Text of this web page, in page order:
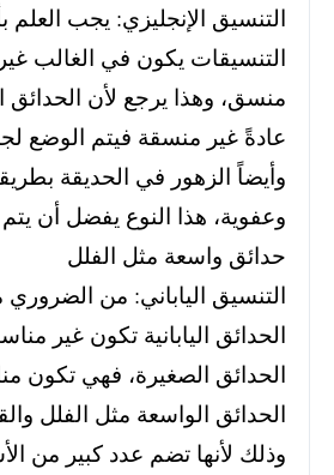
التنسيق الإنجليزي: يجب العلم
التنسيقات يكون في الغالب
منسق، وهذا يرجع لأن الحدائق
عادةً غير منسقة فيتم الوضع
وأيضاً الزهور في الحديقة
وعفوية، هذا النوع يفضل أن
حدائق واسعة مثل الفلل
التنسيق الياباني: من
الحدائق اليابانية تكون غير
الحدائق الصغيرة، فهي تكون
الحدائق الواسعة مثل الفلل
وذلك لأنها تضم عدد كبير من